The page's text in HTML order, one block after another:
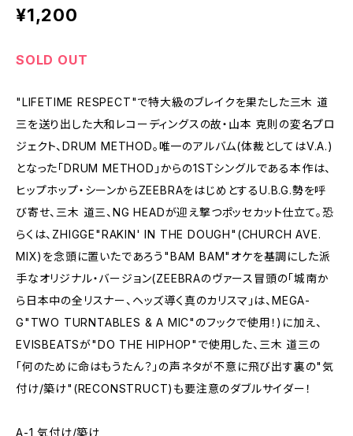
¥1,200
SOLD OUT
"LIFETIME RESPECT"で特大級のブレイクを果たした三木 道
三を送り出した大和レコーディングスの故・山本 克則の変名プロ
ジェクト、DRUM METHOD。唯一のアルバム(体裁としてはV.A.)
となった「DRUM METHOD」からの1STシングルである本作は、
ヒップホップ・シーンからZEEBRAをはじめとするU.B.G.勢を呼
び寄せ、三木 道三、NG HEADが迎え撃つポッセカット仕立て。恐
らくは、ZHIGGE"RAKIN' IN THE DOUGH"(CHURCH AVE.
MIX)を念頭に置いたであろう"BAM BAM"オケを基調にした派
手なオリジナル・バージョン(ZEEBRAのヴァース冒頭の「城南か
ら日本中の全リスナー、ヘッズ導く真のカリスマ」は、MEGA-
G"TWO TURNTABLES & A MIC"のフックで使用！)に加え、
EVISBEATSが"DO THE HIPHOP"で使用した、三木 道三の
「何のために命はもうたん？」の声ネタが不意に飛び出す裏の"気
付け/築け"(RECONSTRUCT)も要注意のダブルサイダー！
A-1 気付け/築け